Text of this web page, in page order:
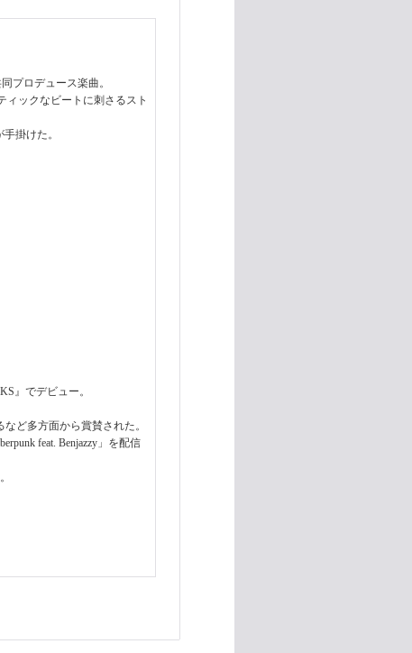
プロデュース楽曲。
ィックなビートに刺さるスト
掛けた。
』でデビュー。
ど多方面から賞賛された。
feat. Benjazzy」を配信